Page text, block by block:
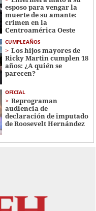
esposo para vengar la
muerte de su amante:
crimen en la
Centroamérica Oeste
CUMPLEAÑOS
Los hijos mayores de
Ricky Martin cumplen 18
años: ¿A quién se
parecen?
OFICIAL
Reprograman
audiencia de
declaración de imputado
de Roosevelt Hernández